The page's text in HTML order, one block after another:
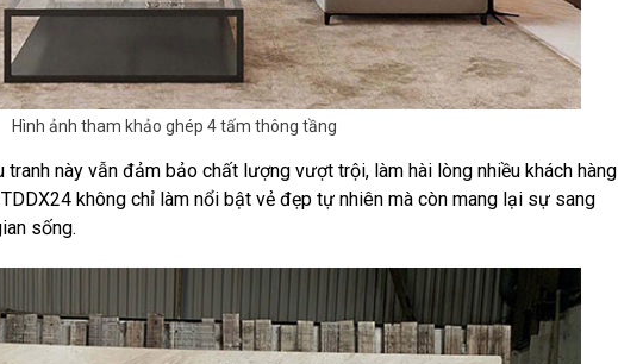
Hình ảnh tham khảo ghép 4 tấm thông tầng
tranh này vẫn đảm bảo chất lượng vượt trội, làm hài lòng nhiều khách hàng
không chỉ làm nổi bật vẻ đẹp tự nhiên mà còn mang lại sự sang
sống.